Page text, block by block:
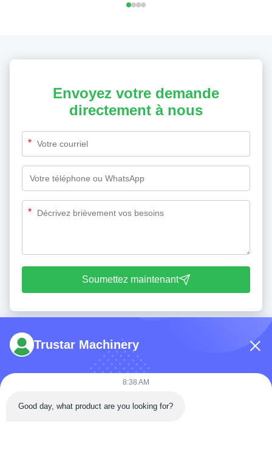
Envoyez votre demande
directement à nous
*
*
Soumettez maintenant
Tél: 86-180-5882-0351
Trustar Machinery
8:38 AM
Good day, what product are you looking for?